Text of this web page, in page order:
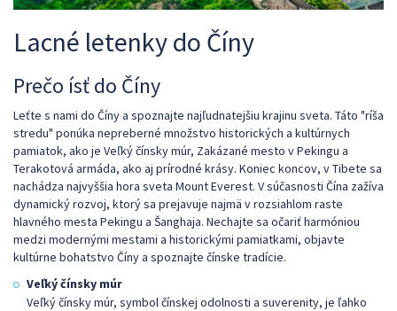
Lacné letenky do Číny
Prečo ísť do Číny
Leťte s nami do Číny a spoznajte najľudnatejšiu krajinu sveta. Táto "ríša
stredu" ponúka nepreberné množstvo historických a kultúrnych
pamiatok, ako je Veľký čínsky múr, Zakázané mesto v Pekingu a
Terakotová armáda, ako aj prírodné krásy. Koniec koncov, v Tibete sa
nachádza najvyššia hora sveta Mount Everest. V súčasnosti Čína zažíva
dynamický rozvoj, ktorý sa prejavuje najmä v rozsiahlom raste
hlavného mesta Pekingu a Šanghaja. Nechajte sa očariť harmóniou
medzi modernými mestami a historickými pamiatkami, objavte
kultúrne bohatstvo Číny a spoznajte čínske tradície.
Veľký čínsky múr
Veľký čínsky múr, symbol čínskej odolnosti a suverenity, je ľahko